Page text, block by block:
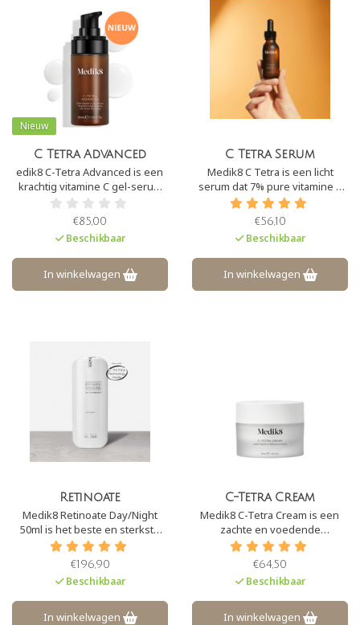
Nieuw
C Tetra Advanced
edik8 C-Tetra Advanced is een
krachtig vitamine C gel-serum
met 20% gestabiliseerde
vitamine C en fyto-
exosomen. Deze formule
verheldert de huid, versterkt de
huidbarrière en werkt als
antioxidant.
€85,00
Beschikbaar
In winkelwagen
C Tetra Serum
Medik8 C Tetra is een licht
serum dat 7% pure vitamine C
bevat en daarnaast vitamine E.
Deze combinatie zorgt ervoor
dat de huid een prachtige ‘glow’
krijgt, de huid wordt hersteld en
zichtbare tekenen van
huidveroudering worden
€56,10
Beschikbaar
In winkelwagen
Retinoate
Medik8 Retinoate Day/Night
50ml is het beste en sterkste
vitamine A product op de markt.
Retinoate werkt 8x sneller dan
Retinoate ook een stabiele
vorm van vitamine C, waardoor
het nog krachtiger werkt.
€196,90
Beschikbaar
In winkelwagen
C-Tetra Cream
Medik8 C-Tetra Cream is een
zachte en voedende
antioxidantencrème. Het bevat
dan ook stabiele vitamine C en E
om vrije radicalen te
voorkomen.
€64,50
Beschikbaar
In winkelwagen